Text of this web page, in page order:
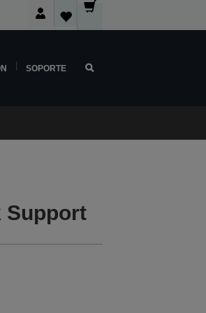
SOPORTE
Support